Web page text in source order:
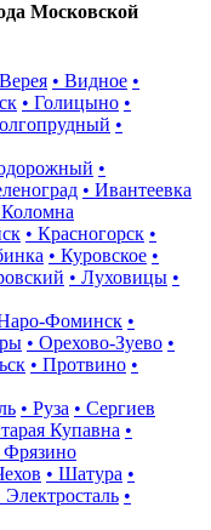
Московской
• Видное •
• Голицыно •
•
•
• Ивантеевка
Коломна
• Красногорск •
• Куровское •
• Луховицы •
Фоминск •
• Орехово-Зуево •
• Протвино •
• Руза • Сергиев
Купавна •
Фрязино
• Шатура •
Электросталь •